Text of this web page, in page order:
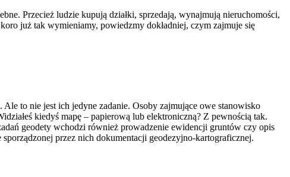
Przecież ludzie kupują działki, sprzedają, wynajmują nieruchomości,
już tak wymieniamy, powiedzmy dokładniej, czym zajmuje się
to nie jest ich jedyne zadanie. Osoby zajmujące owe stanowisko
kiedyś mapę – papierową lub elektroniczną? Z pewnością tak.
geodety wchodzi również prowadzenie ewidencji gruntów czy opis
przez nich dokumentacji geodezyjno-kartograficznej.